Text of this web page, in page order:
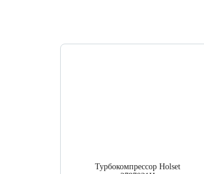
Турбокомпрессор Holset